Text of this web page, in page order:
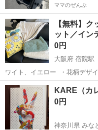
ママのぜんぶ
【無料】
ット／イン
0円
大阪府 宿院駅
ワイト、イエロー ・花柄デザ
た素材感 ・丈夫で…
大阪 堺市 宿院駅
KARE（カ
0円
神奈川県 みな